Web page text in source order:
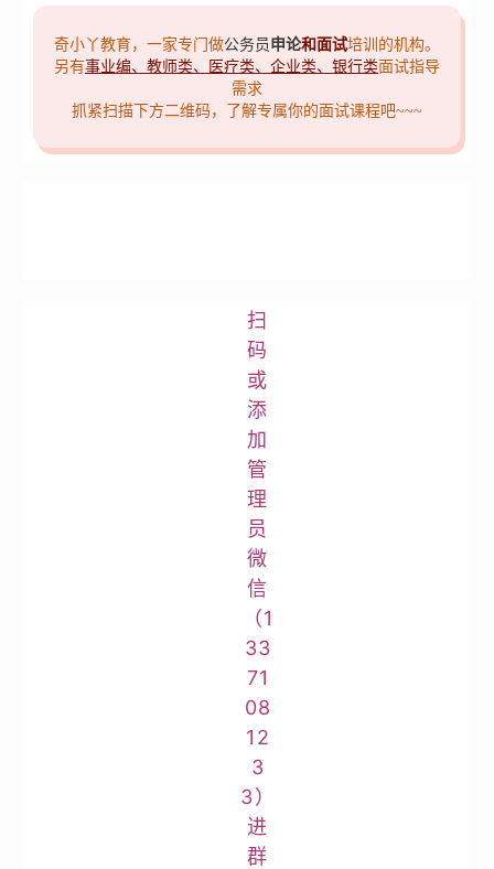
奇小丫教育，一家专门做公务员 申论和面试培训的机构。
另有事业编、教师类、医疗类、企业类、银行类面试指导
需求
抓紧扫描下方二维码，了解专属你的面试课程吧~~~
扫
码
或
添
加
管
理
员
微
信
（1
33
71
08
12
3
3）
进
群